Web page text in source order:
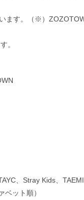
ます。（※）
。
、Stray Kids、
ット順）